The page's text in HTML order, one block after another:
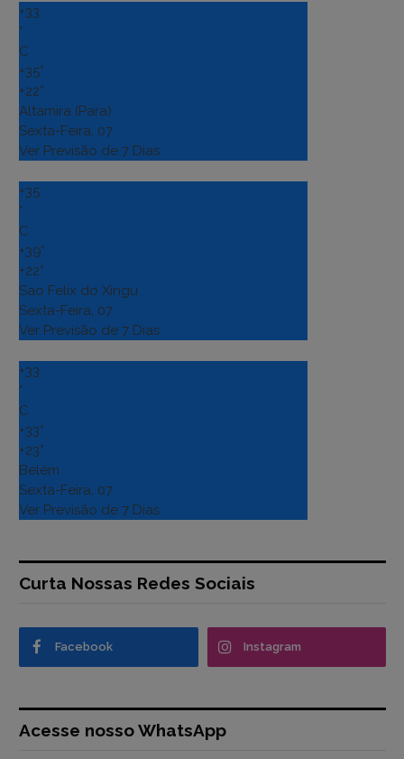
+33
°
C
+35°
+22°
Altamira (Para)
Sexta-Feira, 07
Ver Previsão de 7 Dias
+35
°
C
+39°
+22°
Sao Felix do Xingu
Sexta-Feira, 07
Ver Previsão de 7 Dias
+33
°
C
+33°
+23°
Belém
Sexta-Feira, 07
Ver Previsão de 7 Dias
Curta Nossas Redes Sociais
Facebook Instagram
Acesse nosso WhatsApp